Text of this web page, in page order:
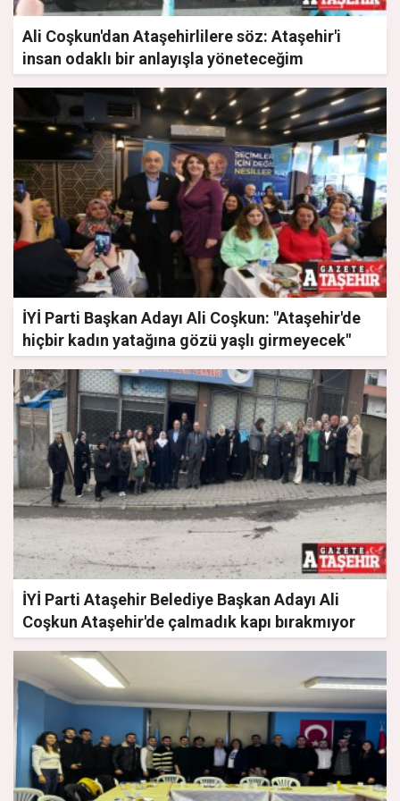
Ali Coşkun'dan Ataşehirlilere söz: Ataşehir'i
insan odaklı bir anlayışla yöneteceğim
İYİ Parti Başkan Adayı Ali Coşkun: "Ataşehir'de
hiçbir kadın yatağına gözü yaşlı girmeyecek"
İYİ Parti Ataşehir Belediye Başkan Adayı Ali
Coşkun Ataşehir'de çalmadık kapı bırakmıyor